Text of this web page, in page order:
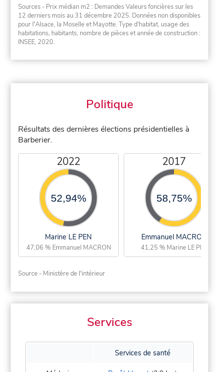
Sources - Prix médian m2 : Demandes Valeurs foncières sur les
12 derniers mois au 31 décembre 2025. Données non disponibles
pour l'Alsace, la Moselle et Mayotte. Type d'habitat, usage des
habitations, habitants, nombre de pièces et année de construction :
INSEE, 2020.
Politique
Résultats des dernières élections présidentielles à
Barberier.
2022
52,94%
Marine LE PEN
47,06 % Emmanuel MACRON
2017
58,75%
Emmanuel MACRON
41,25 % Marine LE PEN
Source - Ministère de l'intérieur
Services
Services de santé